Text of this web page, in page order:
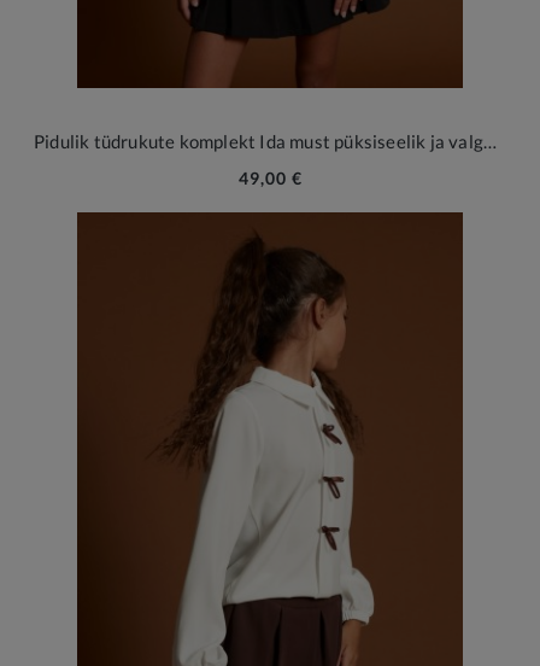
Pidulik tüdrukute komplekt Ida must püksiseelik ja valge lipsupluus
49,00 €